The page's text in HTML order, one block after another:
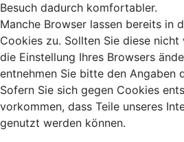
Besuch dadurch komfortabler.
Manche Browser lassen bereits in
Cookies zu. Sollten Sie diese nicht
die Einstellung Ihres Browsers
entnehmen Sie bitte den Angaben
Sofern Sie sich gegen Cookies
vorkommen, dass Teile unseres
genutzt werden können.